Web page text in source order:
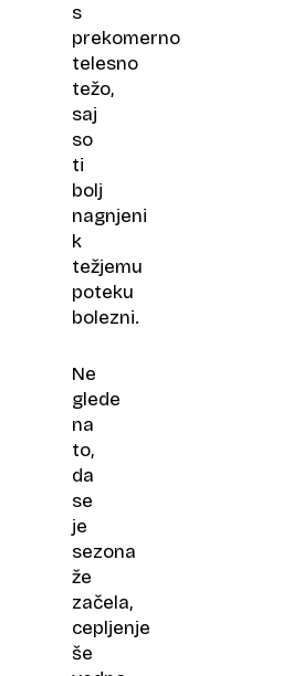
s
prekomerno
telesno
težo,
saj
so
ti
bolj
nagnjeni
k
težjemu
poteku
bolezni.
Ne
glede
na
to,
da
se
je
sezona
že
začela,
cepljenje
še